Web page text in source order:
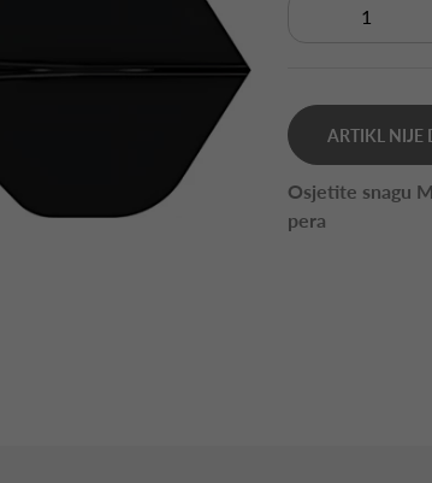
ARTIKL NIJE
Osjetite snagu
pera